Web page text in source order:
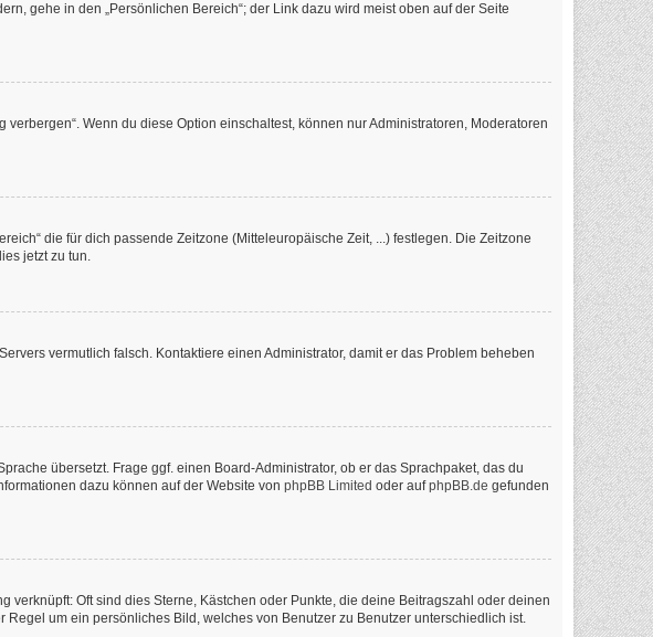
gehe in den „Persönlichen Bereich“; der Link dazu wird meist oben auf der Seite
Wenn du diese Option einschaltest, können nur Administratoren, Moderatoren
die für dich passende Zeitzone (Mitteleuropäische Zeit, ...) festlegen. Die Zeitzone
jetzt zu tun.
vermutlich falsch. Kontaktiere einen Administrator, damit er das Problem beheben
übersetzt. Frage ggf. einen Board-Administrator, ob er das Sprachpaket, das du
dazu können auf der Website von phpBB Limited oder aufphpBB.de gefunden
Oft sind dies Sterne, Kästchen oder Punkte, die deine Beitragszahl oder deinen
um ein persönliches Bild, welches von Benutzer zu Benutzer unterschiedlich ist.